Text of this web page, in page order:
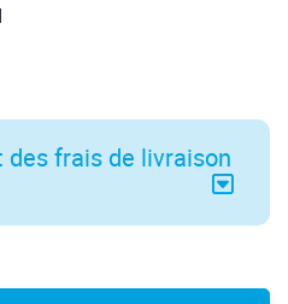
frais de livraison